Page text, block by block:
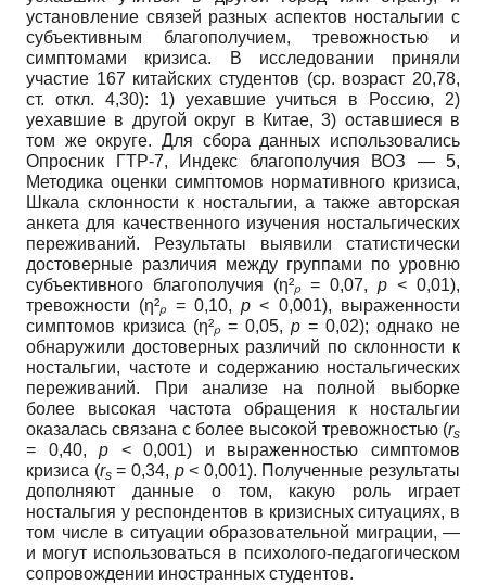
установление связей разных аспектов ностальгии с
субъективным благополучием, тревожностью и
симптомами кризиса. В исследовании приняли
участие 167 китайских студентов (ср. возраст 20,78,
ст. откл. 4,30): 1) уехавшие учиться в Россию, 2)
уехавшие в другой округ в Китае, 3) оставшиеся в
том же округе. Для сбора данных использовались
Опросник ГТР-7, Индекс благополучия ВОЗ — 5,
Методика оценки симптомов нормативного кризиса,
Шкала склонности к ностальгии, а также авторская
анкета для качественного изучения ностальгических
переживаний. Результаты выявили статистически
достоверные различия между группами по уровню
субъективного благополучия (η²ₚ= 0,07, p < 0,01),
тревожности (η²ₚ= 0,10,p < 0,001), выраженности
симптомов кризиса (η²ₚ= 0,05, p = 0,02); однако не
обнаружили достоверных различий по склонности к
ностальгии, частоте и содержанию ностальгических
переживаний. При анализе на полной выборке
более высокая частота обращения к ностальгии
оказалась связана с более высокой тревожностью (rs
= 0,40,p < 0,001) и выраженностью симптомов
кризиса (rs= 0,34, p< 0,001). Полученные результаты
дополняют данные о том, какую роль играет
ностальгия у респондентов в кризисных ситуациях, в
том числе в ситуации образовательной миграции, —
и могут использоваться в психолого-педагогическом
сопровождении иностранных студентов.